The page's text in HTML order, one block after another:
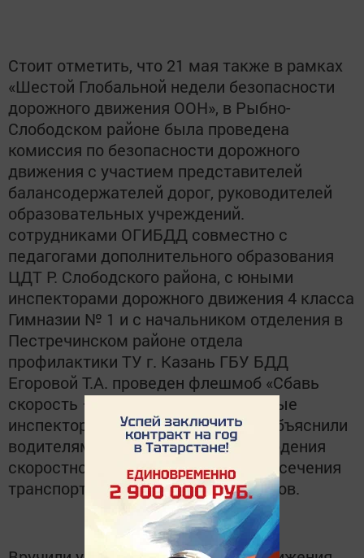
Стоит отметить, что 21 мая также в рамках
«Шестой Глобальной недели безопасности
дорожного движения ООН», в Рыбно-
Слободском районе была проведена
комиссия по безопасности дорожного
движения с участием представителей
балансодержателей дорог, руководителей
образовательных учреждений.
сотрудниками ОГИБДД совместно с
педагогами дополнительного образования
ЦДТ Р. Слободского района, с юными
инспекторами дорожного движения 4 класса
Гимназии № 1 и с начальником отделения в
Пестречинском районе отдела
профилактики ТУ г. Казань ГБУ БДД
Егоровой Т.А. проведен флешмоб «Сбавь
скорость – сохрани жизнь», где юные
инспектора дорожного движения объяснили
водителям о необходимости соблюдения
скоростного режима в местах пересечения
транспортных и пешеходных потоков.